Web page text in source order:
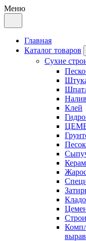
Меню
Главная
Каталог товаров
Сухие
Клей